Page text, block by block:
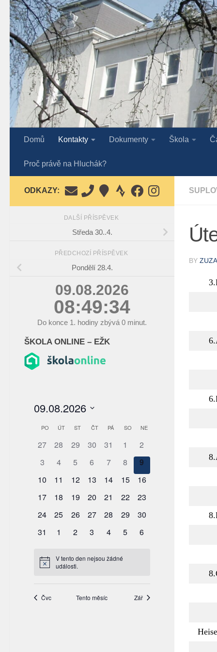
Skip to content
Domů Kontakty Dokumenty Škola
Proč právě na Hluchák?
BY
ODKAZY:
DALŠÍ PŘÍSPĚVEK
Středa 30..4.
PŘEDCHOZÍ PŘÍSPĚVEK
Pondělí 28.4.
09.08.2026
08:49:35
Do konce 1. hodiny zbývá 0 minut.
ŠKOLA ONLINE – EŽK